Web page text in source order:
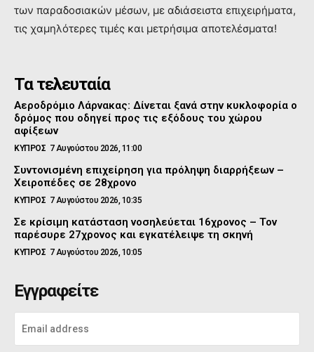
των παραδοσιακών μέσων, με αδιάσειστα επιχειρήματα,
τις χαμηλότερες τιμές και μετρήσιμα αποτελέσματα!
Τα τελευταία
Αεροδρόμιο Λάρνακας: Δίνεται ξανά στην κυκλοφορία ο
δρόμος που οδηγεί προς τις εξόδους του χώρου
αφίξεων
ΚΥΠΡΟΣ 7 Αυγούστου 2026, 11:00
Συντονισμένη επιχείρηση για πρόληψη διαρρήξεων –
Χειροπέδες σε 28χρονο
ΚΥΠΡΟΣ 7 Αυγούστου 2026, 10:35
Σε κρίσιμη κατάσταση νοσηλεύεται 16χρονος – Τον
παρέσυρε 27χρονος και εγκατέλειψε τη σκηνή
ΚΥΠΡΟΣ 7 Αυγούστου 2026, 10:05
Εγγραφείτε